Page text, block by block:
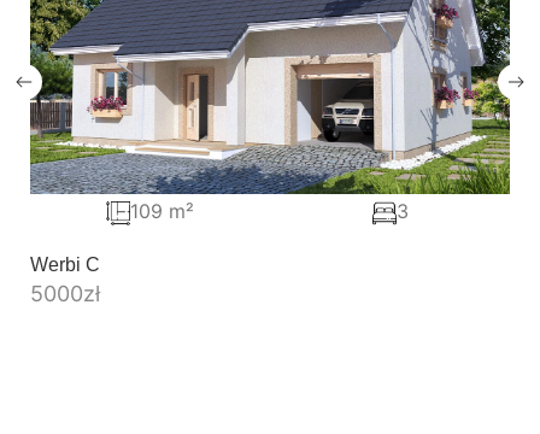
Werbi C
5000zł
109 m² 3